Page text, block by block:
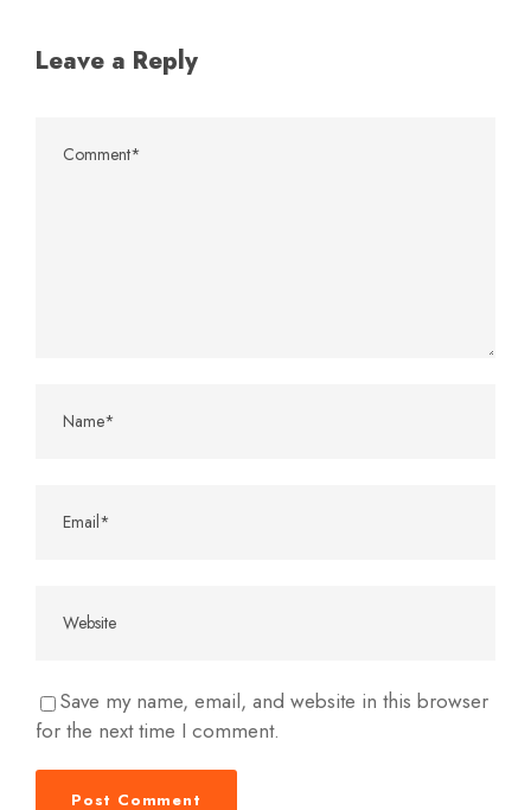
Leave a Reply
Save my name, email, and website in this browser
for the next time I comment.